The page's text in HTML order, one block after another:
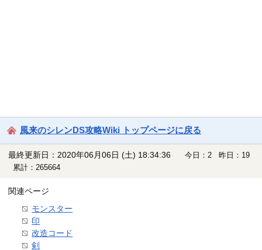
風来のシレンDS攻略Wiki トップページに戻る
最終更新日：2020年06月06日 (土) 18:34:36
今日：2 昨日：19
累計：265664
関連ページ
モンスター
印
改造コード
剣